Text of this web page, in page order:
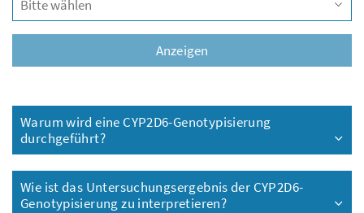
Anzeigen
Warum wird eine CYP2D6-Genotypisierung
durchgeführt?
Wie ist das Untersuchungsergebnis der CYP2D6-
Genotypisierung zu interpretieren?